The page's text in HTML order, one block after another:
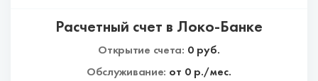
Расчетный счет в Локо-Банке
Открытие счета: 0руб.
Обслуживание: от 0р./мес.